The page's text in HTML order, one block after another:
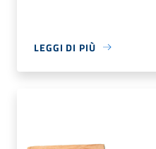
LEGGI DI PIÙ